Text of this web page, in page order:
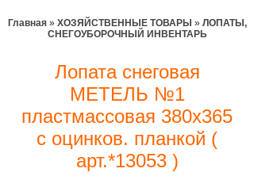
Главная» ХОЗЯЙСТВЕННЫЕ ТОВАРЫ » ЛОПАТЫ,
СНЕГОУБОРОЧНЫЙ ИНВЕНТАРЬ
Лопата снеговая
МЕТЕЛЬ №1
пластмассовая 380х365
с оцинков. планкой (
арт.*13053 )